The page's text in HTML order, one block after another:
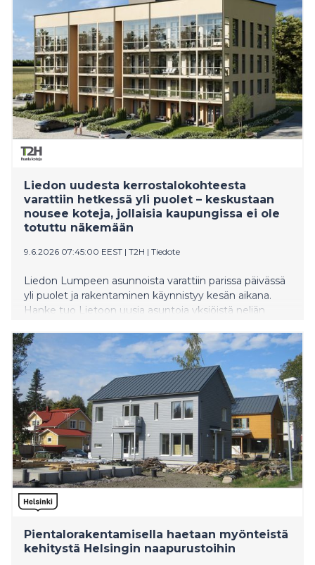
Liedon uudesta kerrostalokohteesta
varattiin hetkessä yli puolet – keskustaan
nousee koteja, jollaisia kaupungissa ei ole
totuttu näkemään
9.6.2026 07:45:00 EEST | T2H | Tiedote
Liedon Lumpeen asunnoista varattiin parissa päivässä
yli puolet ja rakentaminen käynnistyy kesän aikana.
Hanke tuo Lietoon uusia asuntoja yksiöistä neljän
jopa 4,5 metriä.
Pientalorakentamisella haetaan myönteistä
kehitystä Helsingin naapurustoihin